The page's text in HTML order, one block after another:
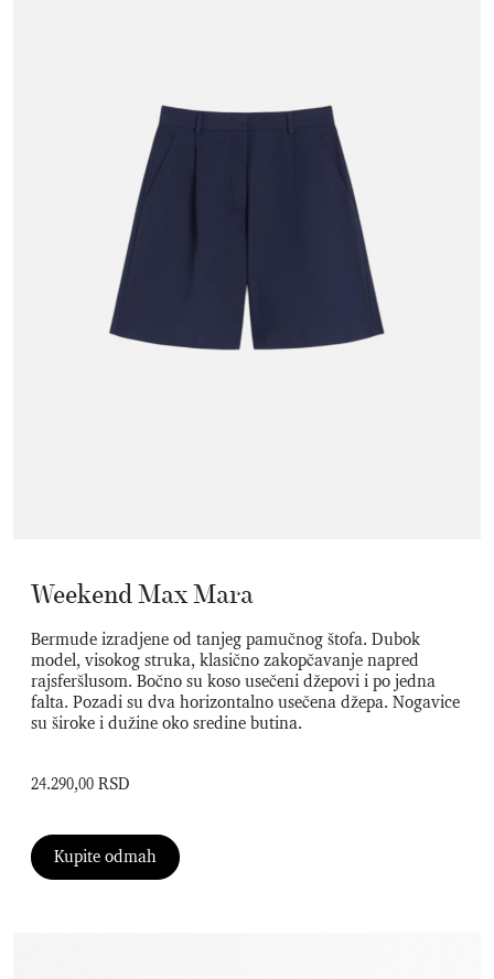
Weekend Max Mara
Bermude izradjene od tanjeg pamučnog štofa. Dubok
model, visokog struka, klasično zakopčavanje napred
rajsferšlusom. Bočno su koso usečeni džepovi i po jedna
falta. Pozadi su dva horizontalno usečena džepa. Nogavice
su široke i dužine oko sredine butina.
24.290,00 RSD
Kupite odmah